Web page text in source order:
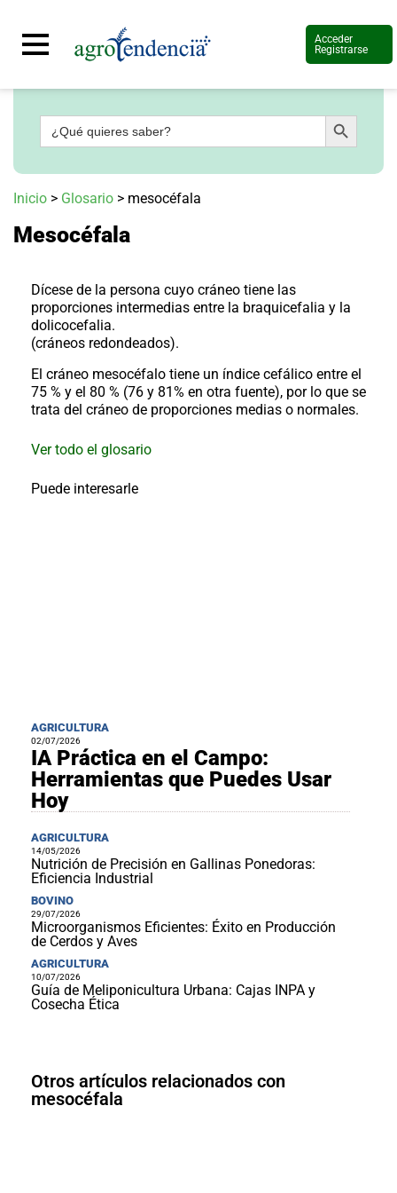
Acceder
Registrarse
Señal
en
más
Agrotendencia
Planes
Glosario
Agroshow
suscríbete
al
boletín
Contáctenos
Acuicultura
de
Post-
Cosecha
Buscar: Botón de búsqueda
Inicio > Glosario > mesocéfala
Mesocéfala
Dícese de la persona cuyo cráneo tiene las
proporciones intermedias entre la braquicefalia y la
dolicocefalia.
(cráneos redondeados).
El cráneo mesocéfalo tiene un índice cefálico entre el
75 % y el 80 % (76 y 81% en otra fuente), por lo que se
trata del cráneo de proporciones medias o normales.
Ver todo el glosario
Puede interesarle
AGRICULTURA
02/07/2026
IA Práctica en el Campo:
Herramientas que Puedes Usar
Hoy
AGRICULTURA
14/05/2026
Nutrición de Precisión en Gallinas Ponedoras:
Eficiencia Industrial
BOVINO
29/07/2026
Microorganismos Eficientes: Éxito en Producción
de Cerdos y Aves
AGRICULTURA
10/07/2026
Guía de Meliponicultura Urbana: Cajas INPA y
Cosecha Ética
Otros artículos relacionados con
mesocéfala